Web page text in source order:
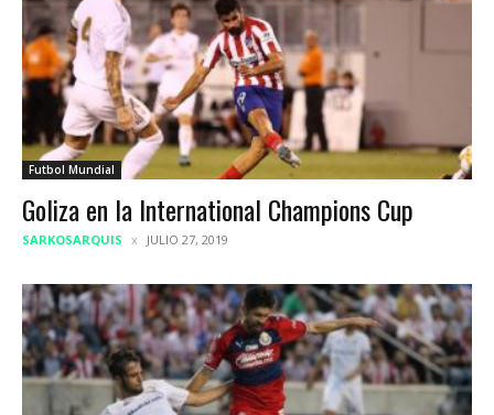
Futbol Mundial
Goliza en la International Champions Cup
SARKOSARQUIS JULIO 27, 2019